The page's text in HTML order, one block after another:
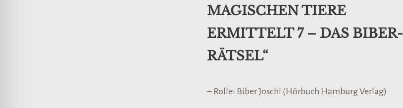
MAGISCHEN TIERE
ERMITTELT 7 – DAS BIBER-
RÄTSEL“
– Rolle: Biber Joschi (Hörbuch Hamburg Verlag)